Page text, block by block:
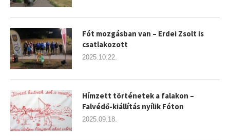
Fót mozgásban van – Erdei Zsolt is
csatlakozott
2025.10.22.
Hímzett történetek a falakon –
Falvédő-kiállítás nyílik Fóton
2025.09.18.